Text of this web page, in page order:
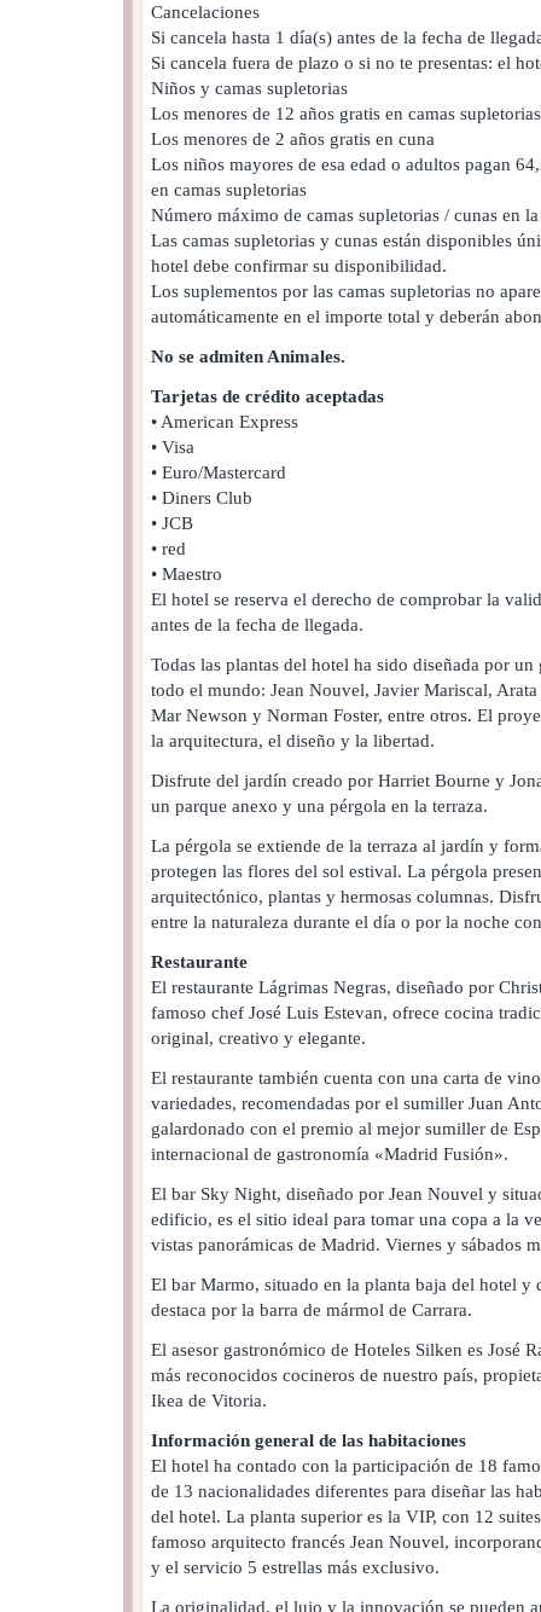
Cancelaciones
Si cancela hasta 1 día(s) antes de la fecha de
Si cancela fuera de plazo o si no te presentas: el
Niños y camas supletorias
Los menores de 12 años gratis en camas supletorias
Los menores de 2 años gratis en cuna
Los niños mayores de esa edad o adultos pagan
en camas supletorias
Número máximo de camas supletorias / cunas en
Las camas supletorias y cunas están disponibles
hotel debe confirmar su disponibilidad.
Los suplementos por las camas supletorias no
automáticamente en el importe total y deberán
No se admiten Animales.
Tarjetas de crédito aceptadas
• American Express
• Visa
• Euro/Mastercard
• Diners Club
• JCB
• red
• Maestro
El hotel se reserva el derecho de comprobar la
antes de la fecha de llegada.
Todas las plantas del hotel ha sido diseñada por
todo el mundo: Jean Nouvel, Javier Mariscal,
Mar Newson y Norman Foster, entre otros. El
la arquitectura, el diseño y la libertad.
Disfrute del jardín creado por Harriet Bourne y
un parque anexo y una pérgola en la terraza.
La pérgola se extiende de la terraza al jardín y
protegen las flores del sol estival. La pérgola
arquitectónico, plantas y hermosas columnas.
entre la naturaleza durante el día o por la noche
Restaurante
El restaurante Lágrimas Negras, diseñado por
famoso chef José Luis Estevan, ofrece cocina
original, creativo y elegante.
El restaurante también cuenta con una carta de
variedades, recomendadas por el sumiller Juan
galardonado con el premio al mejor sumiller de
internacional de gastronomía «Madrid Fusión».
El bar Sky Night, diseñado por Jean Nouvel y
edificio, es el sitio ideal para tomar una copa a la
vistas panorámicas de Madrid. Viernes y sábados
El bar Marmo, situado en la planta baja del hotel y
destaca por la barra de mármol de Carrara.
El asesor gastronómico de Hoteles Silken es José
más reconocidos cocineros de nuestro país,
Ikea de Vitoria.
Información general de las habitaciones
El hotel ha contado con la participación de 18
de 13 nacionalidades diferentes para diseñar las
del hotel. La planta superior es la VIP, con 12
famoso arquitecto francés Jean Nouvel,
y el servicio 5 estrellas más exclusivo.
La originalidad, el lujo y la innovación se pueden